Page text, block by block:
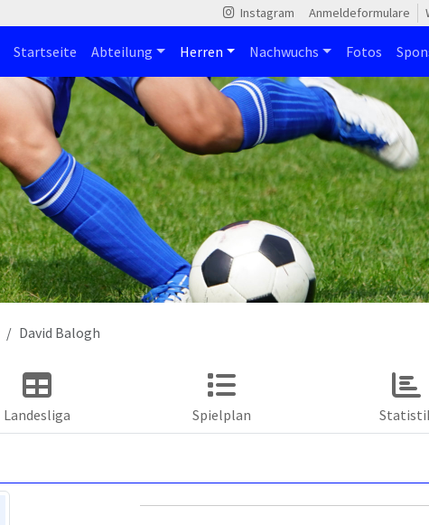
Instagram Anmeldeformulare
Startseite Abteilung Herren Nachwuchs Fotos
David Balogh
Landesliga Spielplan